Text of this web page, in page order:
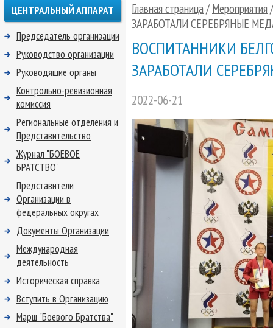
Главная страница/ Мероприятия
ЗАРАБОТАЛИ СЕРЕБРЯНЫЕ
ВОСПИТАННИКИ
ЗАРАБОТАЛИ
2022-06-21
ЦЕНТРАЛЬНЫЙ АППАРАТ
Председатель организации
Руководство организации
Руководящие органы
Контрольно-ревизионная
комиссия
Региональные отделения и
Представительство
Журнал "БОЕВОЕ
БРАТСТВО"
Представители
Организации в
федеральных округах
Документы Организации
Международная
деятельность
Историческая справка
Вступить в Организацию
Марш "Боевого Братства"